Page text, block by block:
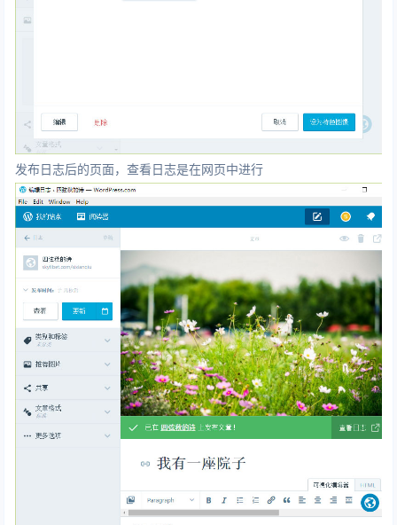
发布日志后的页面，查看日志是在网页中进行